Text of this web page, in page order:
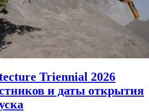
Triennial 2026
и даты открытия